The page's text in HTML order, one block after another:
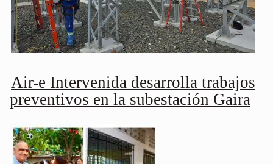
Air-e Intervenida desarrolla trabajos
preventivos en la subestación Gaira